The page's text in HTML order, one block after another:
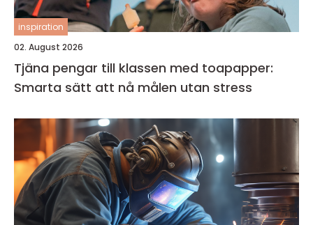
inspiration
02. August 2026
Tjäna pengar till klassen med toapapper:
Smarta sätt att nå målen utan stress